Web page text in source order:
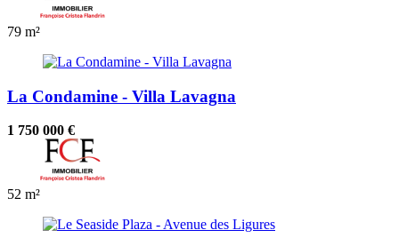
79 m²
La Condamine - Villa Lavagna
1 750 000 €
52 m²